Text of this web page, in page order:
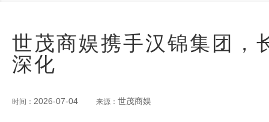
世茂商娱携手汉锦集团，
深化
时间： 2026-07-04 来源： 世茂商娱